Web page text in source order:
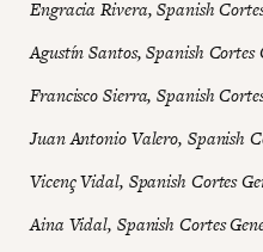
Engracia Rivera, Spanish
Agustín Santos, Spanish Cortes
Francisco Sierra, Spanish
Juan Antonio Valero, Spanish
Vicenç Vidal, Spanish Cortes
Aina Vidal, Spanish Cortes